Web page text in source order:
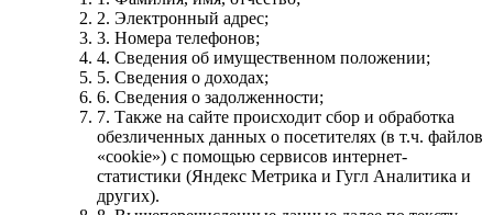
2. Электронный адрес;
3. Номера телефонов;
4. Сведения об имущественном положении;
5. Cведения о доходах;
6. Сведения о задолженности;
7. Также на сайте происходит сбор и обработка
обезличенных данных о посетителях (в т.ч. файлов
«cookie») с помощью сервисов интернет-
статистики (Яндекс Метрика и Гугл Аналитика и
других).